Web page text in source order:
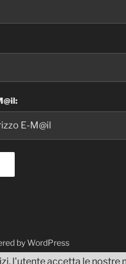
by WordPress
l'utente accetta le nostre